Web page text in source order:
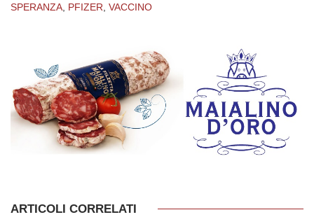
SPERANZA PFIZER VACCINO
ARTICOLI CORRELATI